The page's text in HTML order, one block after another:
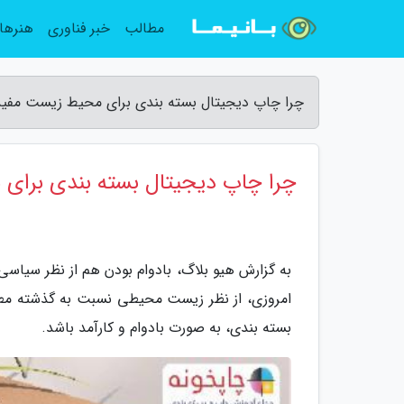
چرا چاپ دیجیتال بسته بندی برای محیط زیست
چرا چاپ دیجیتال بسته بندی
به گزارش هیو بلاگ، بادوام بودن هم از نظر
امروزی، از نظر زیست محیطی نسبت به گذشته
بسته بندی، به صورت بادوام و کارآمد باشد.
مطالب خبر فناوری